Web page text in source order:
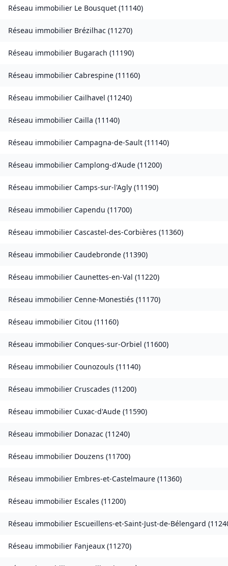
Réseau immobilier Le Bousquet (11140)
Réseau immobilier Brézilhac (11270)
Réseau immobilier Bugarach (11190)
Réseau immobilier Cabrespine (11160)
Réseau immobilier Cailhavel (11240)
Réseau immobilier Cailla (11140)
Réseau immobilier Campagna-de-Sault (11140)
Réseau immobilier Camplong-d'Aude (11200)
Réseau immobilier Camps-sur-l'Agly (11190)
Réseau immobilier Capendu (11700)
Réseau immobilier Cascastel-des-Corbières (11360)
Réseau immobilier Caudebronde (11390)
Réseau immobilier Caunettes-en-Val (11220)
Réseau immobilier Cenne-Monestiés (11170)
Réseau immobilier Citou (11160)
Réseau immobilier Conques-sur-Orbiel (11600)
Réseau immobilier Counozouls (11140)
Réseau immobilier Cruscades (11200)
Réseau immobilier Cuxac-d'Aude (11590)
Réseau immobilier Donazac (11240)
Réseau immobilier Douzens (11700)
Réseau immobilier Embres-et-Castelmaure (11360)
Réseau immobilier Escales (11200)
Réseau immobilier Escueillens-et-Saint-Just-de-Bélengard (
Réseau immobilier Fanjeaux (11270)